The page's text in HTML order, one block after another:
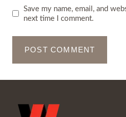
Save my name, email, and
next time I comment.